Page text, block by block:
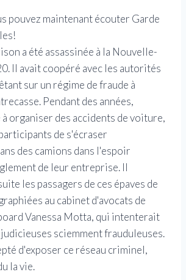
pouvez maintenant écouter Garde
a été assassinée à la Nouvelle-
Il avait coopéré avec les autorités
sur un régime de fraude à
Pendant des années,
organiser des accidents de voiture,
de s'écraser
des camions dans l'espoir
de leur entreprise. Il
les passagers de ces épaves de
au cabinet d'avocats de
Vanessa Motta, qui intenterait
sciemment frauduleuses.
d'exposer ce réseau criminel,
la vie.